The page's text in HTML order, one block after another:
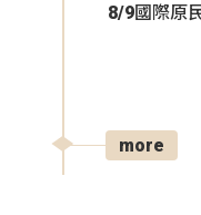
8/9國際原
more